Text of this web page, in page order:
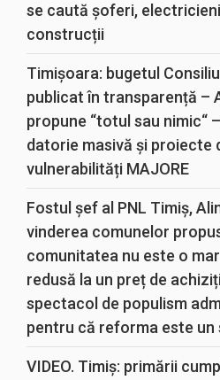
se caută șoferi,
construcții
Timișoara: bugetul
publicat în transparență –
propune “totul sau nimic“
datorie masivă și proiecte
vulnerabilități MAJORE
Fostul șef al PNL Timiș,
vinderea comunelor
comunitatea nu este o
redusă la un preț de
spectacol de populism
pentru că reforma este un
VIDEO. Timiș: primării